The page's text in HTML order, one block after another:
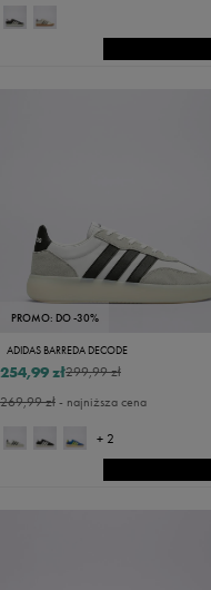
PROMO: DO -30%
ADIDAS BARREDA DECODE
299,99 zł
254,99 zł
269,99 zł- najniższa cena
+ 2